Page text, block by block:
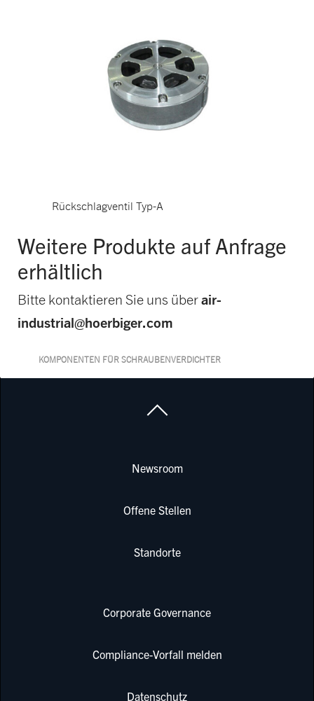
Rückschlagventil Typ-A
Weitere Produkte auf Anfrage
erhältlich
Bitte kontaktieren Sie uns überair-
industrial@hoerbiger.com
KOMPONENTEN FÜR SCHRAUBENVERDICHTER
Newsroom
Offene Stellen
Standorte
Corporate Governance
Compliance-Vorfall melden
Datenschutz